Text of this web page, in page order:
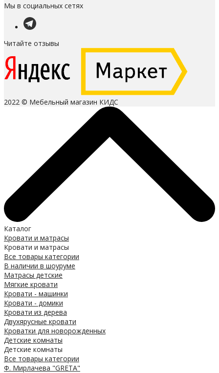
Мы в социальных сетях
Читайте отзывы
2022 © Мебельный магазин КИДС
Каталог
Кровати и матрасы
Кровати и матрасы
Все товары категории
В наличии в шоуруме
Матрасы детские
Мягкие кровати
Кровати - машинки
Кровати - домики
Кровати из дерева
Двухярусные кровати
Кроватки для новорожденных
Детские комнаты
Детские комнаты
Все товары категории
Ф. Мирлачева "GRETA"